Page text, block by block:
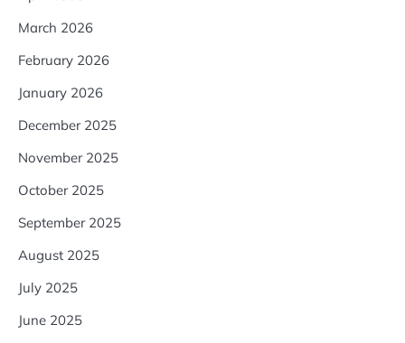
March 2026
February 2026
January 2026
December 2025
November 2025
October 2025
September 2025
August 2025
July 2025
June 2025